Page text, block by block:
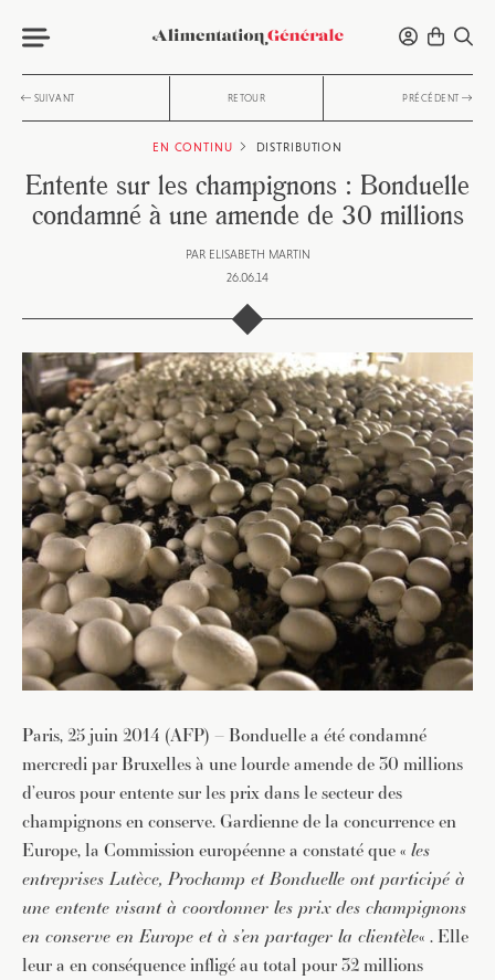
SUIVANT RETOUR PRÉCÉDENT
EN CONTINU DISTRIBUTION
Entente sur les champignons : Bonduelle
condamné à une amende de 30 millions
PAR ELISABETH MARTIN
26.06.14
Paris, 25 juin 2014 (AFP) – Bonduelle a été condamné
mercredi par Bruxelles à une lourde amende de 30 millions
d’euros pour entente sur les prix dans le secteur des
champignons en conserve. Gardienne de la concurrence en
Europe, la Commission européenne a constaté que « les
entreprises Lutèce, Prochamp et Bonduelle ont participé à
une entente visant à coordonner les prix des champignons
en conserve en Europe et à s’en partager la clientèle« . Elle
leur a en conséquence infligé au total pour 32 millions